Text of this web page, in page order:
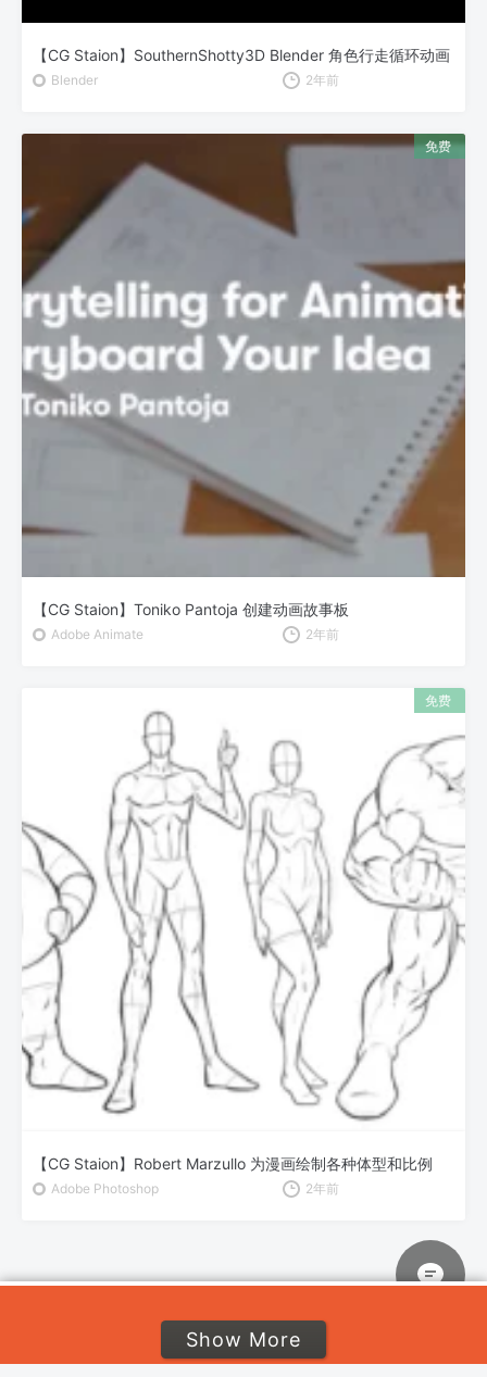
【CG Staion】SouthernShotty3D Blender 角色行走循环动画
Blender 2年前
【CG Staion】Toniko Pantoja 创建动画故事板
Adobe Animate 2年前
【CG Staion】Robert Marzullo 为漫画绘制各种体型和比例
Adobe Photoshop 2年前
Show More